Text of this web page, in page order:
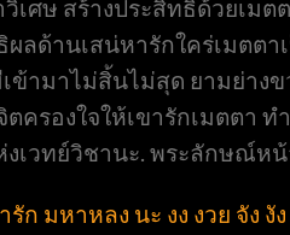
ศษ สร้างประสิทธิ์ด้วยเม
ลด้านเสน่หารักใคร่เมตต
ามาไม่สิ้นไม่สุด ยามย่าง
ครองใจให้เขารักเมตตา
งเวทย์วิชานะ. พระลักษณ์ห
ก มหาหลง นะ งง งวย จัง งั